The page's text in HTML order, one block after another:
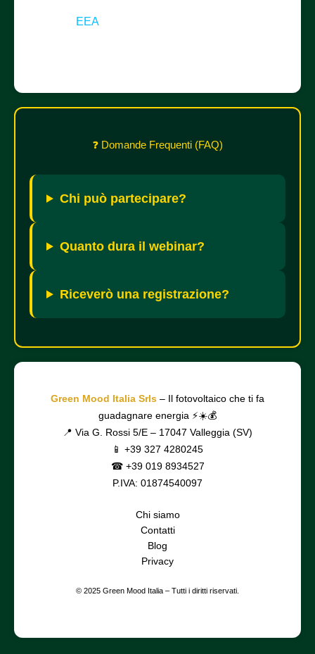
EEA– Le strutture turistiche con energia
❓ Domande Frequenti (FAQ)
Chi può partecipare?
Quanto dura il webinar?
Riceverò una registrazione?
Green Mood Italia Srls – Il fotovoltaico che ti fa
guadagnare energia ⚡☀️💰
📍 Via G. Rossi 5/E – 17047 Valleggia (SV)
📱 +39 327 4280245
☎ +39 019 8934527
P.IVA: 01874540097
Chi siamo
Contatti
Blog
Privacy
© 2025 Green Mood Italia – Tutti i diritti riservati.